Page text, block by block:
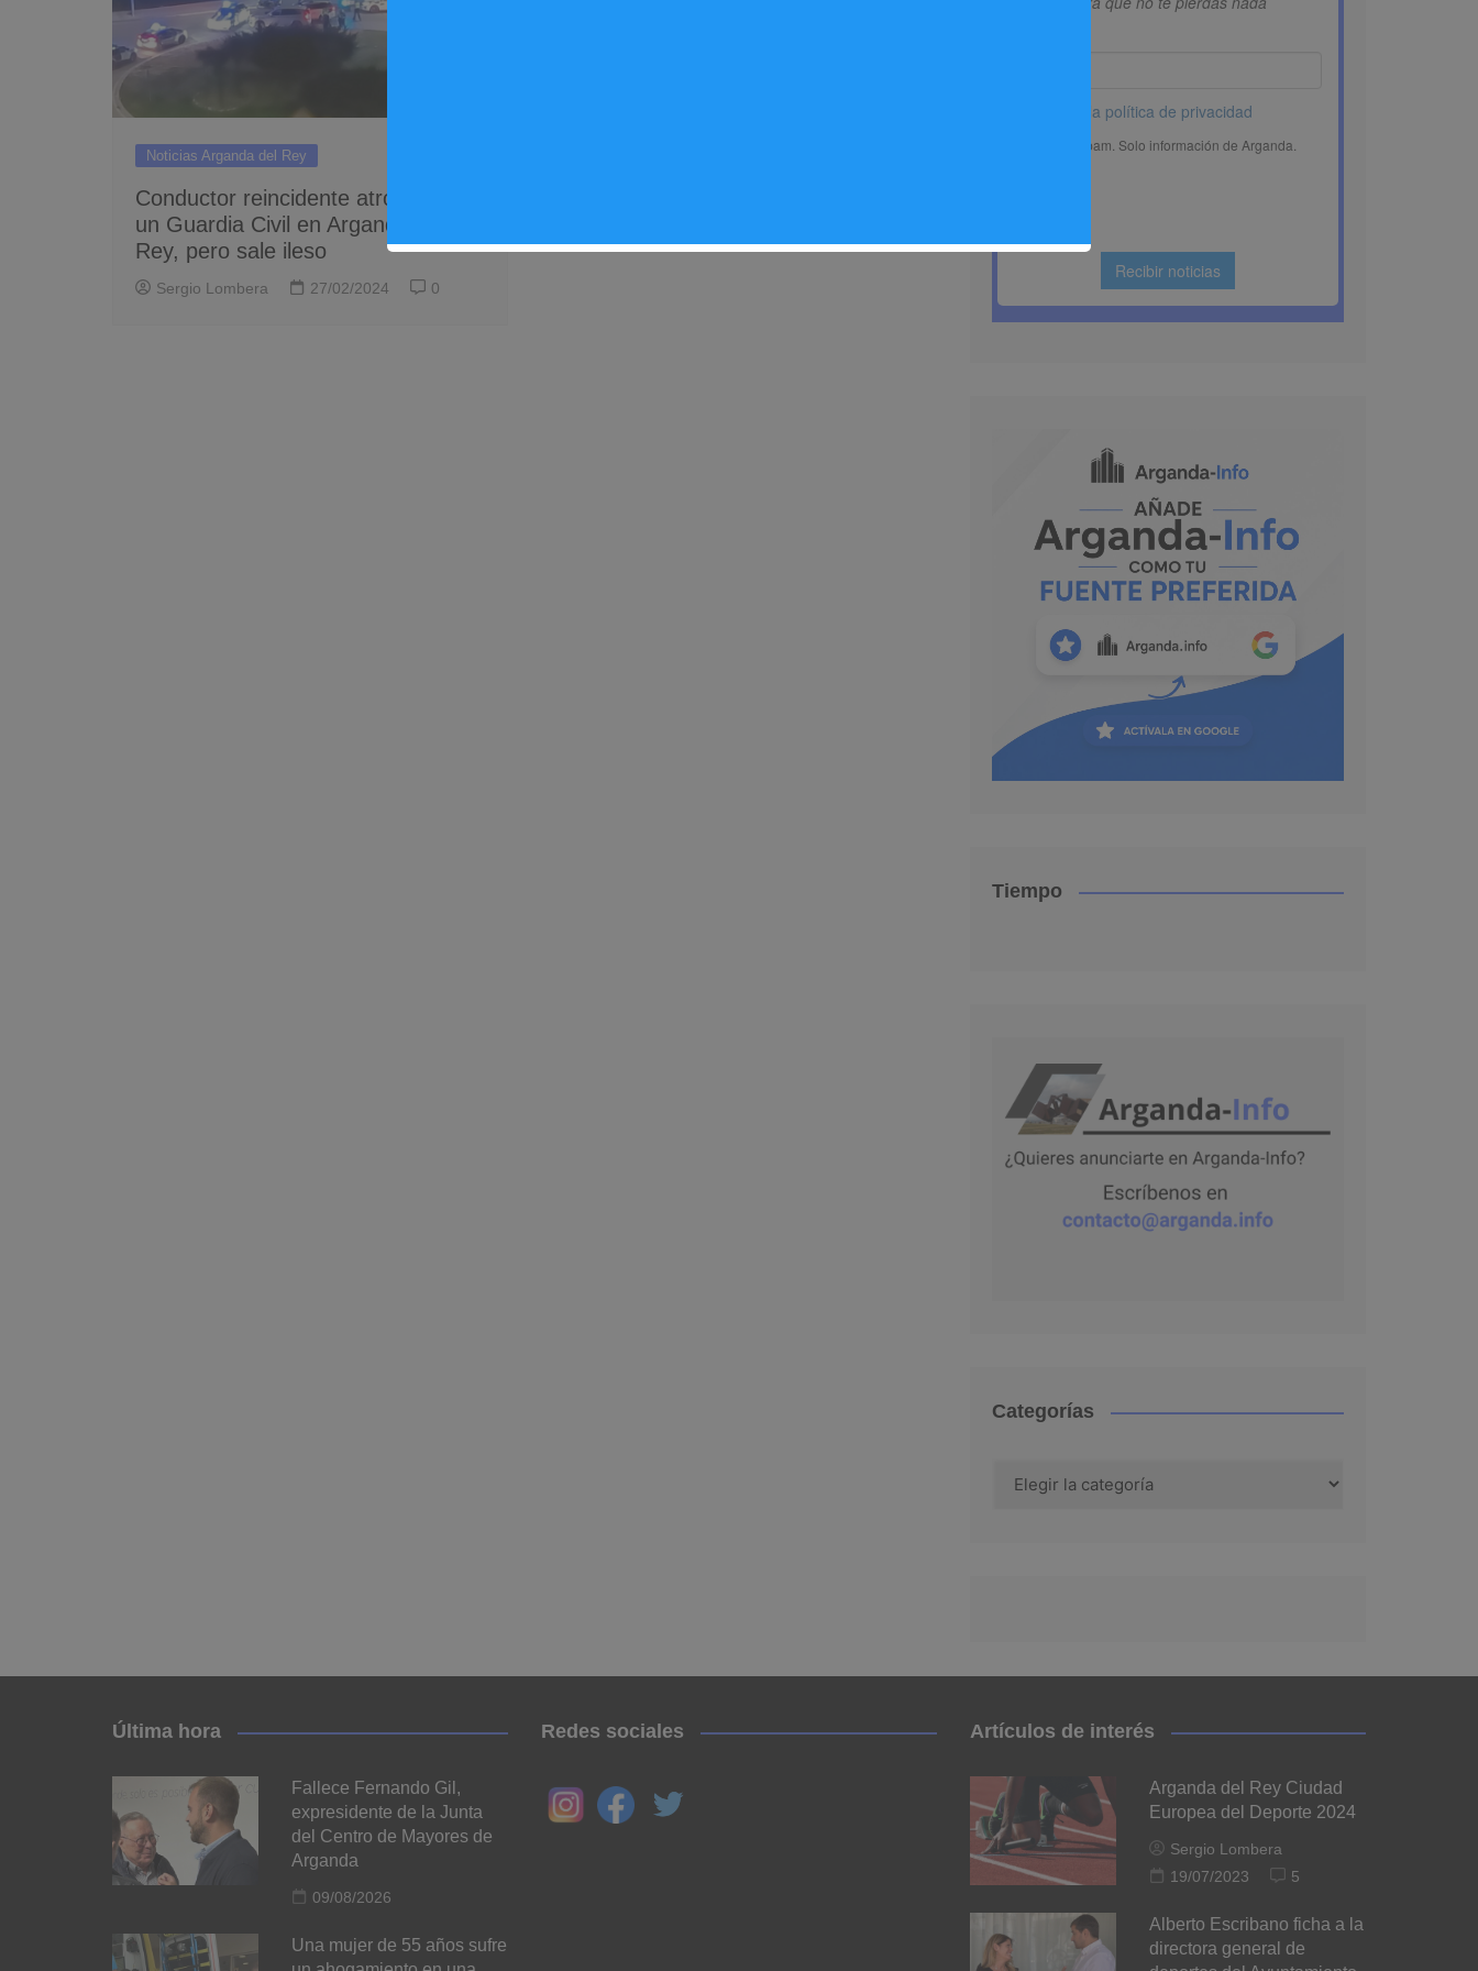
Noticias Arganda del Rey
Conductor reincidente atropella a
un Guardia Civil en Arganda del
Rey, pero sale ileso
Sergio Lombera 27/02/2024 0
Tiempo
Categorías
Última hora
Fallece Fernando Gil,
expresidente de la Junta
del Centro de Mayores de
Arganda
09/08/2026
Una mujer de 55 años sufre
Redes sociales Artículos de interés
Arganda del Rey Ciudad
Europea del Deporte 2024
Sergio Lombera
19/07/2023
5
Alberto Escribano ficha a la
directora general de